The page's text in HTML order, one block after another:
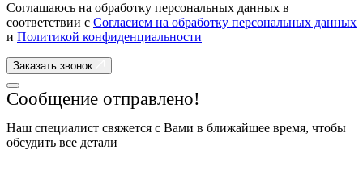
Соглашаюсь на обработку персональных данных в
соответствии с Согласием на обработку персональных данных
и Политикой конфиденциальности
Заказать звонок
Сообщение отправлено!
Наш специалист свяжется с Вами в ближайшее время, чтобы
обсудить все детали